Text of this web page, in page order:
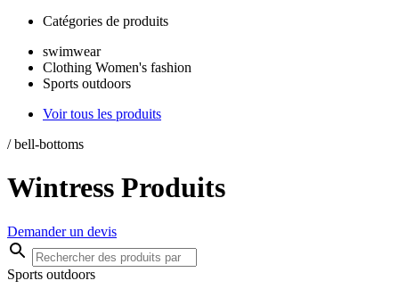
Catégories de produits
swimwear
Clothing Women's fashion
Sports outdoors
Voir tous les produits
/ bell-bottoms
Wintress Produits
Demander un devis
Sports outdoors